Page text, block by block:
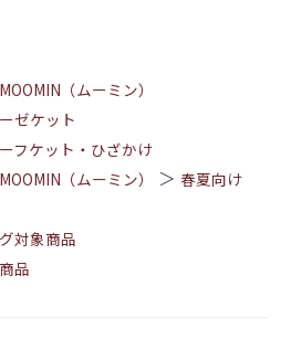
MOOMIN（ムーミン）
ゼケット
フケット・ひざかけ
MOOMIN（ムーミン） ＞ 春夏向け
対象商品
品